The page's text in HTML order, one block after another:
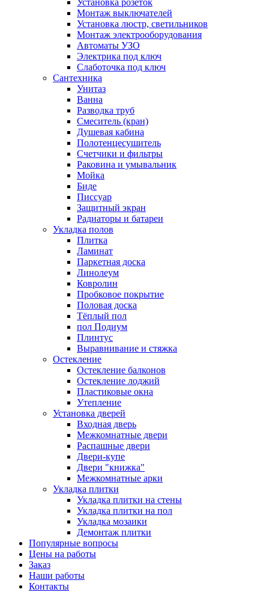
Установка розеток
Монтаж выключателей
Установка люстр, светильников
Монтаж электрооборудования
Автоматы УЗО
Электрика под ключ
Слаботочка под ключ
Сантехника
Унитаз
Ванна
Разводка труб
Смеситель (кран)
Душевая кабина
Полотенцесушитель
Счетчики и фильтры
Раковина и умывальник
Мойка
Биде
Писсуар
Защитный экран
Радиаторы и батареи
Укладка полов
Плитка
Ламинат
Паркетная доска
Линолеум
Ковролин
Пробковое покрытие
Половая доска
Тёплый пол
пол Подиум
Плинтус
Выравнивание и стяжка
Остекление
Остекление балконов
Остекление лоджий
Пластиковые окна
Утепление
Установка дверей
Входная дверь
Межкомнатные двери
Распашные двери
Двери-купе
Двери "книжка"
Межкомнатные арки
Укладка плитки
Укладка плитки на стены
Укладка плитки на пол
Укладка мозаики
Демонтаж плитки
Популярные вопросы
Цены на работы
Заказ
Наши работы
Контакты